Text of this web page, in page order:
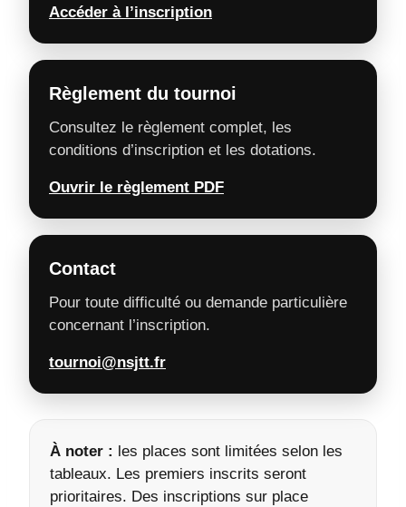
Accéder à l’inscription
Règlement du tournoi
Consultez le règlement complet, les
conditions d’inscription et les dotations.
Ouvrir le règlement PDF
Contact
Pour toute difficulté ou demande particulière
concernant l’inscription.
tournoi@nsjtt.fr
À noter : les places sont limitées selon les
tableaux. Les premiers inscrits seront
prioritaires. Des inscriptions sur place